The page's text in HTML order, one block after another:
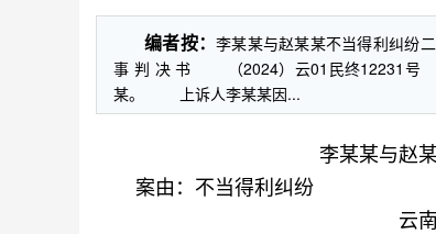
编者按：李某某与赵某某不当得利纠
事 判 决 书 （2024）云01民终12231号
某。 上诉人李某某因...
李某某与赵
案由：不当得利纠纷
云